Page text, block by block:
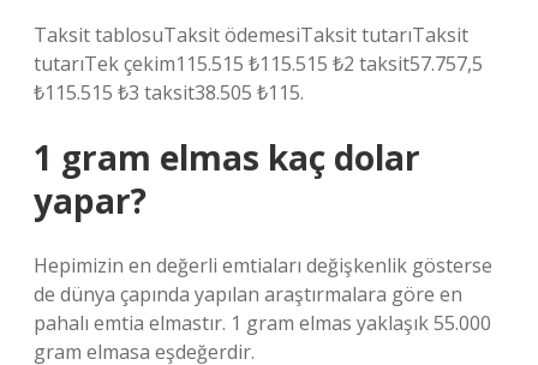
Taksit tablosuTaksit ödemesiTaksit tutarıTaksit
tutarıTek çekim115.515 ₺115.515 ₺2 taksit57.757,5
₺115.515 ₺3 taksit38.505 ₺115.
1 gram elmas kaç dolar
yapar?
Hepimizin en değerli emtiaları değişkenlik gösterse
de dünya çapında yapılan araştırmalara göre en
pahalı emtia elmastır. 1 gram elmas yaklaşık 55.000
gram elmasa eşdeğerdir.